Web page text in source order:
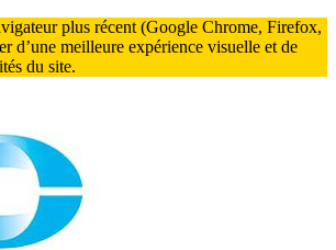
plus récent (Google Chrome, Firefox,
d’une meilleure expérience visuelle et de
du site.